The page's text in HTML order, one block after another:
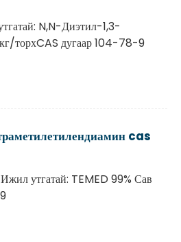
N,N-Диэтил-1,3-
торхCAS дугаар 104-78-9
cas
утгатай: TEMED 99% Сав